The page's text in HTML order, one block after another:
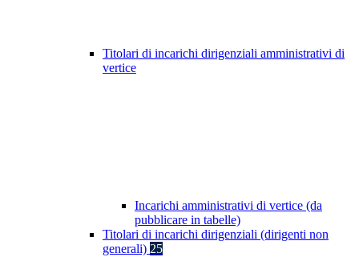
Titolari di incarichi dirigenziali amministrativi di
vertice
Incarichi amministrativi di vertice (da
pubblicare in tabelle)
Titolari di incarichi dirigenziali (dirigenti non
generali) 25